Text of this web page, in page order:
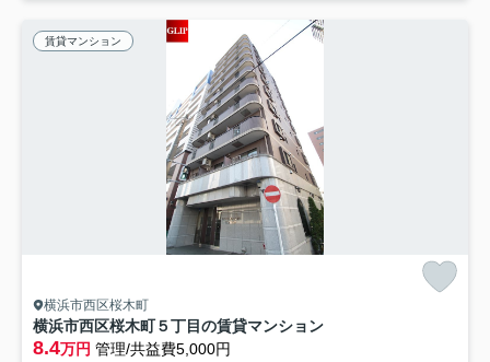
賃貸マンション
横浜市西区桜木町
横浜市西区桜木町５丁目の賃貸マンション
8.4万円 管理/共益費5,000円